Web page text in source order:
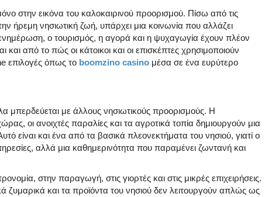
στην εικόνα του καλοκαιρινού προορισμού. Πίσω από τις
ήρεμη νησιωτική ζωή, υπάρχει μια κοινωνία που αλλάζει
ο τουρισμός, η αγορά και η ψυχαγωγία έχουν πλέον
από το πώς οι κάτοικοι και οι επισκέπτες χρησιμοποιούν
επιλογές όπως το boomzino casino μέσα σε ένα ευρύτερο
μπερδεύεται με άλλους νησιωτικούς προορισμούς. Η
οι ανοιχτές παραλίες και τα αγροτικά τοπία δημιουργούν μια
είναι και ένα από τα βασικά πλεονεκτήματα του νησιού, γιατί ο
αλλά μια καθημερινότητα που παραμένει ζωντανή και
στην παραγωγή, στις γιορτές και στις μικρές επιχειρήσεις.
ζυμαρικά και τα προϊόντα του νησιού δεν λειτουργούν απλώς ως